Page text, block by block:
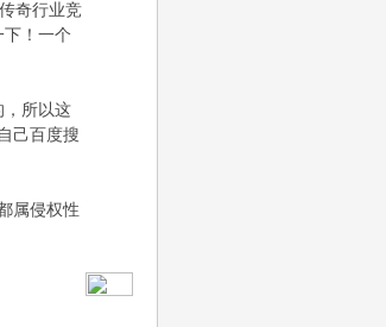
奇行业竞
！一个
，所以这
己百度搜
属侵权性